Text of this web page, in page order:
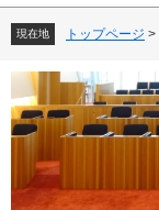
現在地 トップページ >